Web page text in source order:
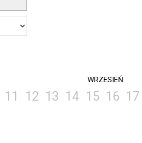
WRZESIEŃ
11 12 13 14 15 16 17